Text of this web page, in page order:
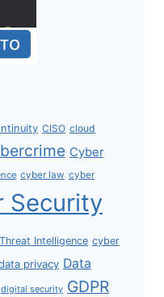
CISO cloud
Cyber
cyber law cyber
Security
Intelligence cyber
privacy Data
digital security GDPR